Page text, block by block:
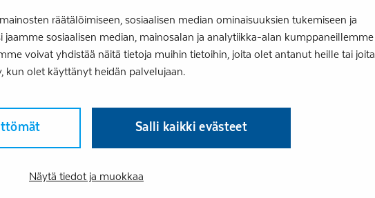
räätälöimiseen, sosiaalisen median ominaisuuksien tukemiseen ja
sosiaalisen median, mainosalan ja analytiikka-alan kumppaneillemme
voivat yhdistää näitä tietoja muihin tietoihin, joita olet antanut heille tai joita
kun olet käyttänyt heidän palvelujaan.
Salli kaikki evästeet
Näytä tiedot ja muokkaa